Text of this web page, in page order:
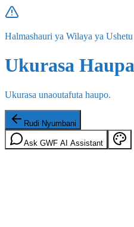
Halmashauri ya Wilaya ya Ushetu
Ukurasa
Ukurasa unaoutafuta haupo.
Rudi Nyumbani
Ask GWF AI Assistant